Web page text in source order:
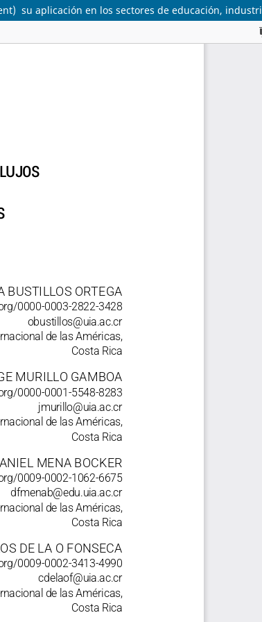
su aplicación en los sectores de educación,